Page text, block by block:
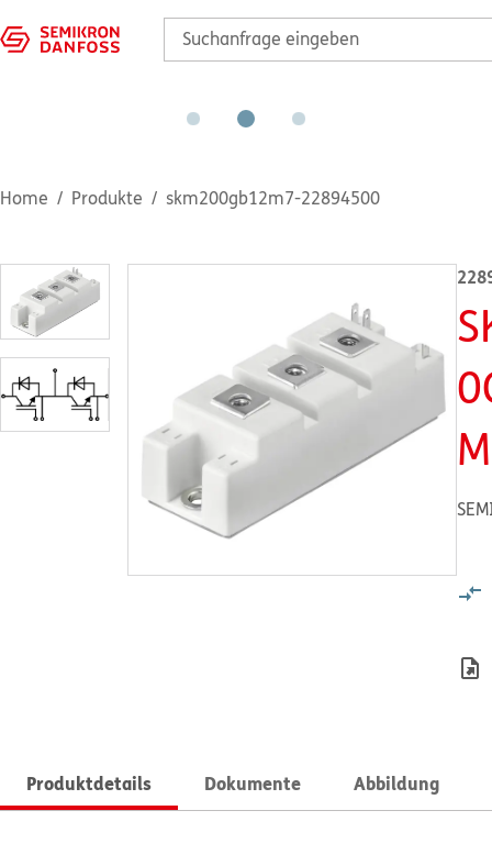
Home Produkte skm200gb12m7-22894500
Produktdetails Dokumente Abbildung